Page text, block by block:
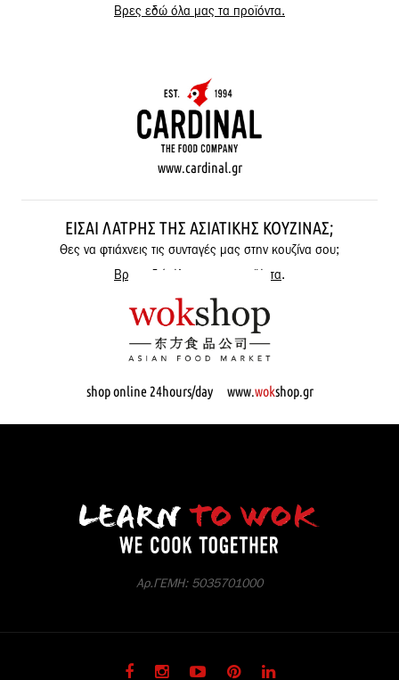
Βρες εδώ όλα μας τα προϊόντα.
www.cardinal.gr
ΕΊΣΑΙ ΛΆΤΡΗΣ ΤΗΣ ΑΣΙΑΤΙΚΉΣ ΚΟΥΖΊΝΑΣ;
Θες να φτιάχνεις τις συνταγές μας στην κουζίνα σου;
Βρες εδώ όλα μας τα προϊόντα.
shop online 24hours/day www.wokshop.gr
Αρ.ΓΕΜΗ: 5035701000